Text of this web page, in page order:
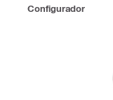
Configurador